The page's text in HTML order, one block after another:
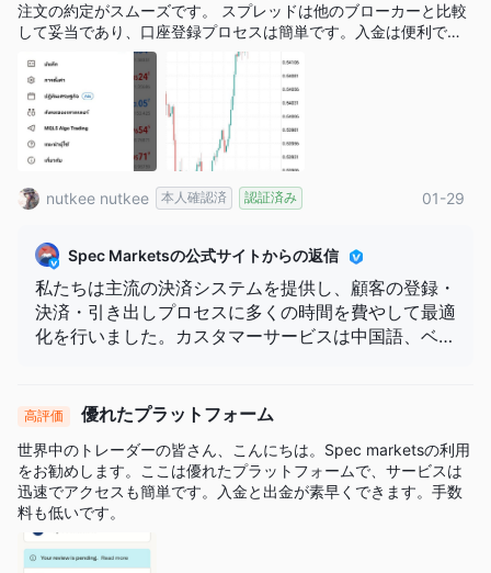
注文の約定がスムーズです。 スプレッドは他のブローカーと比較
して妥当であり、口座登録プロセスは簡単です。入金は便利で、
使用中に大きな問題に遭遇することはありませんでした。 カスタ
マーサポートは必要時に利用可能で、有益な回答を提供してくれ
ます。全体的に、Spec FXは別のブローカーを探求したいトレー
ダーにとって適切な選択肢であり、投資前に取引条件を理解する
ことを確認することが重要です。
nutkee nutkee 本人確認済 認証済み 01-29
Spec Marketsの公式サイトからの返信
私たちは主流の決済システムを提供し、顧客の登録・
決済・引き出しプロセスに多くの時間を費やして最適
化を行いました。カスタマーサービスは中国語、ベト
条件は他の会社よりも優れています。なぜなら、私た
ィードバックをより重視しているからです。ご評価あ
りがとうございます
高評価 優れたプラットフォーム
世界中のトレーダーの皆さん、こんにちは。Spec marketsの利用
をお勧めします。ここは優れたプラットフォームで、サービスは
迅速でアクセスも簡単です。入金と出金が素早くできます。手数
料も低いです。